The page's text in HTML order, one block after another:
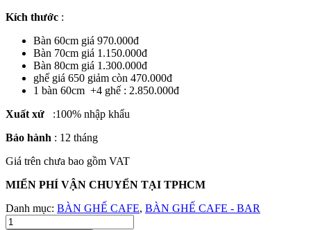
Kích thước :
Bàn 60cm giá 970.000đ
Bàn 70cm giá 1.150.000đ
Bàn 80cm giá 1.300.000đ
ghế giá 650 giảm còn 470.000đ
1 bàn 60cm +4 ghế : 2.850.000đ
Xuất xứ
:100% nhập khẩu
Bảo hành : 12 tháng
Giá trên chưa bao gồm VAT
MIỂN PHÍ VẬN CHUYỂN TẠI TPHCM
Danh mục: BÀN GHẾ CAFE, BÀN GHẾ CAFE - BAR